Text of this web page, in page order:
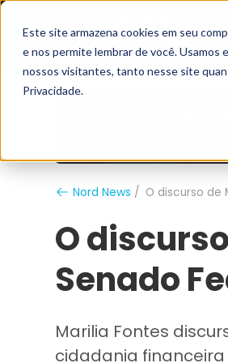
Este site armazena cookies em seu
e nos permite lembrar de você. Usamos
nossos visitantes, tanto nesse site
Privacidade.
Nord News O discurso de
O
Senado
Marilia Fontes
cidadania